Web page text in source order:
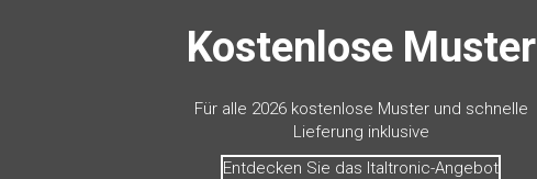
Kostenlose Muster
Für alle 2026 kostenlose Muster und schnelle
Lieferung inklusive
Entdecken Sie das Italtronic-Angebot